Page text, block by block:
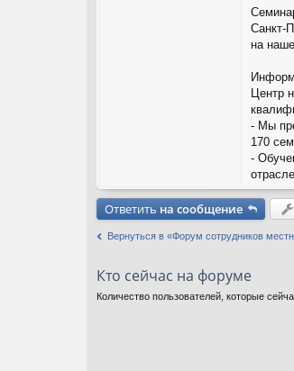
Санкт-
на
Центр
- Мы
170
-
Ответить на сообщение
Вернуться в «Форум сотрудников
Кто сейчас на форуме
Количество пользователей, которые